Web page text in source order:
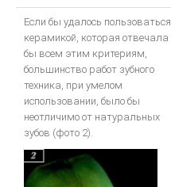
Если бы удалось пользоваться
керамикой, которая отвечала
бы всем этим критериям,
большинство работ зубного
техника, при умелом
использовании, было бы
неотличимо от натуральных
зубов (фото 2).